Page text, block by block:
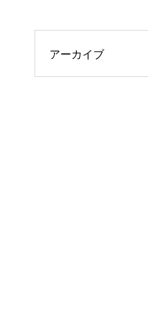
アーカイブ